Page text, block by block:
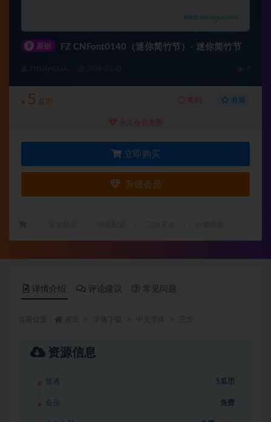
# 原创 FZ CNFont0140（迷你简竹节）- 迷你简竹节
ZIYUANGUA
¥ 5 瓜币 签到 收藏
永久会员免费
立即购买
升级会员
详情介绍 评论建议 常见问题
资源信息
普通 5瓜币
会员 免费